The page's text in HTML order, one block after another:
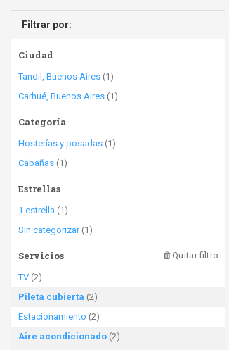
Filtrar por:
Ciudad
Tandil, Buenos Aires (1)
Carhué, Buenos Aires (1)
Categoría
Hosterías y posadas (1)
Cabañas (1)
Estrellas
1 estrella (1)
Sin categorizar(1)
Servicios Quitar filtro
TV (2)
Pileta cubierta (2)
Estacionamiento (2)
Aire acondicionado (2)